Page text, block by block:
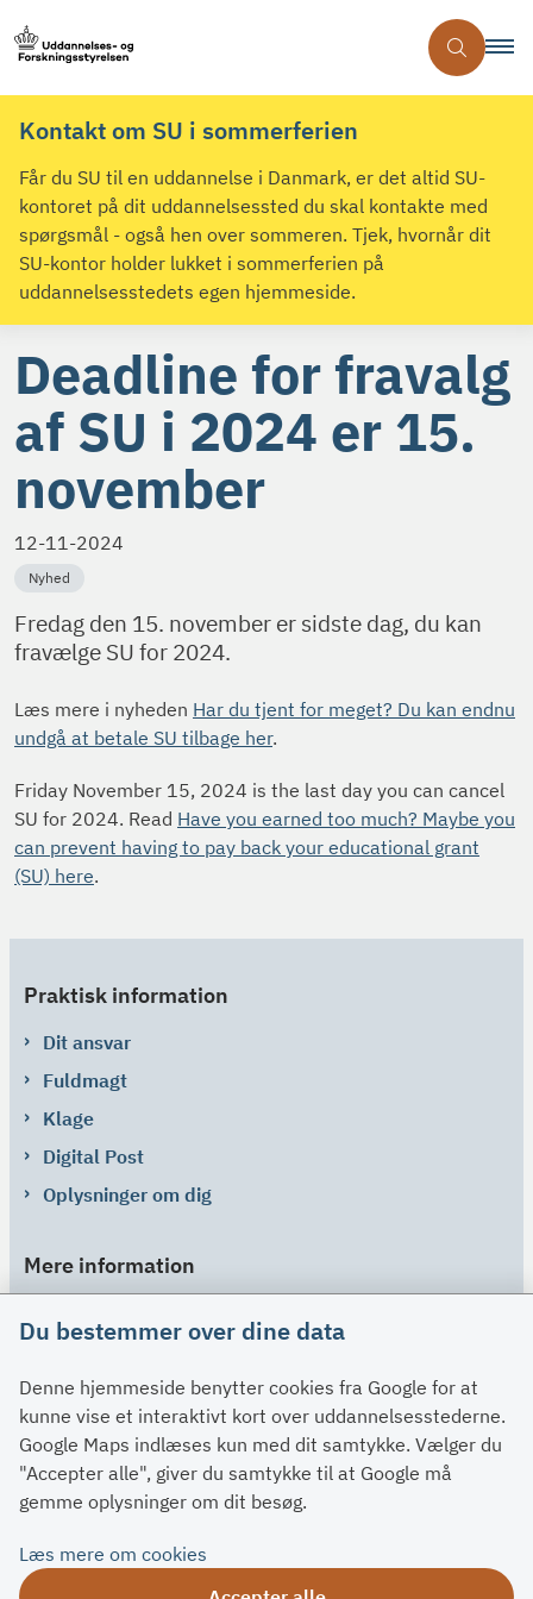
Kontakt om SU i sommerferien
Får du SU til en uddannelse i Danmark, er det altid SU-
kontoret på dit uddannelsessted du skal kontakte med
spørgsmål - også hen over sommeren. Tjek, hvornår dit
SU-kontor holder lukket i sommerferien på
uddannelsesstedets egen hjemmeside.
Deadline for fravalg
af SU i 2024 er 15.
november
12-11-2024
Nyhed
Fredag den 15. november er sidste dag, du kan
fravælge SU for 2024.
Læs mere i nyheden Har du tjent for meget? Du kan endnu
undgå at betale SU tilbage her.
Friday November 15, 2024 is the last day you can cancel
SU for 2024. Read Have you earned too much? Maybe you
can prevent having to pay back your educational grant
(SU) here.
Praktisk information
Dit ansvar
Fuldmagt
Klage
Digital Post
Oplysninger om dig
Mere information
Spørgsmål og svar
Kontakt
Paragraffer
Du bestemmer over dine data
Denne hjemmeside benytter cookies fra Google for at
kunne vise et interaktivt kort over uddannelsesstederne.
Google Maps indlæses kun med dit samtykke. Vælger du
"Accepter alle", giver du samtykke til at Google må
gemme oplysninger om dit besøg.
Læs mere om cookies